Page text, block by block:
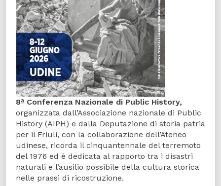
8ª Conferenza Nazionale di Public History,
organizzata dall’Associazione nazionale di Public
History (AIPH) e dalla Deputazione di storia patria
per il Friuli, con la collaborazione dell’Ateneo
udinese, ricorda il cinquantennale del terremoto
del 1976 ed è dedicata al rapporto tra i disastri
naturali e l’ausilio possibile della cultura storica
nelle prassi di ricostruzione.